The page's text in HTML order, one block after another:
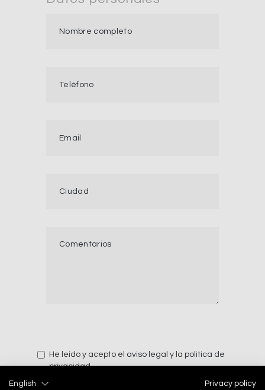
He leído y acepto el aviso legal y la politica de
privacidad
English Privacy policy